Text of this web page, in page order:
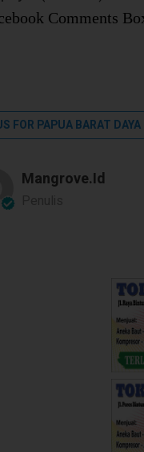
Comments
FOR PAPUA BARAT DAYA
Mangrove.id